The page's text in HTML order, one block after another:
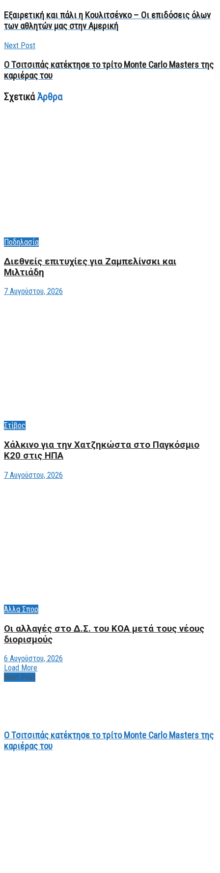
Εξαιρετική και πάλι η Κουλιτσένκο – Οι επιδόσεις όλων
των αθλητών μας στην Αμερική
Next Post
O Τσιτσιπάς κατέκτησε το τρίτο Monte Carlo Masters της
καριέρας του
ΣχετικάΆρθρα
Ποδηλασία
Διεθνείς επιτυχίες για Ζαμπελίνσκι και
Μιλτιάδη
7 Αυγούστου, 2026
Στίβος
Xάλκινο για την Χατζηκώστα στο Παγκόσμιο
Κ20 στις ΗΠΑ
7 Αυγούστου, 2026
Άλλα Σπορ
Οι αλλαγές στο Δ.Σ. του ΚΟΑ μετά τους νέους
διορισμούς
6 Αυγούστου, 2026
Load More
Next Post
O Τσιτσιπάς κατέκτησε το τρίτο Monte Carlo Masters της
καριέρας του